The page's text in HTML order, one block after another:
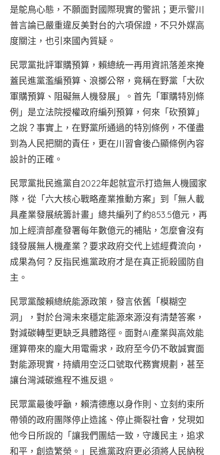
是鴕鳥心態，不願面對國際現實的警訊；更示警川
普言論已嚴重違反美對台的六項保證，不只外媒高
度關注，也引來國內質疑。
民眾黨批評軍購預算，賴總統一再用資訊落差來掩
蓋民進黨濫編預算、浪擲公帑，竟稱在野黨「大砍
軍購預算、阻礙無人機發展」。首先「軍購特別條
例」是立法院授權政府編列預算，何來「砍預算」
之說？事實上，在野黨所通過的特別條例，不僅盡
到為人民把關的責任，更在川習會後凸顯條例內容
設計的正確。
民眾黨批民進黨自2022年起就宣示打造無人機國家
隊，從「六大核心戰略產業推動方案」到「無人載
具產業發展統籌計畫」總共編列了約853.5億元，再
加上經濟部產發署每年數億元的補貼，怎麼會沒有
錢發展無人機產業？要求政府交代上述經費流向，
成果為何？反指民進黨政府才是在真正扼殺國防自
主。
民眾黨酸賴總統能源政策，發言依舊「模糊空
洞」，對於台灣未來穩定能源來源沒有清楚答案，
對減碳轉型更缺乏具體路徑。面對AI產業與高效能
運算帶來的龐大用電需求，政府至今仍不敢誠實面
對能源現實，持續用空泛口號取代務實規劃，甚至
讓台灣減碳進程不進反退。
民眾黨最後呼籲，賴清德應以身作則、立刻約束所
帶領的政府團隊停止造謠、停止撕裂社會，兌現如
他今日所說的「讓我們團結一致，守護民主，追求
和平，創造繁榮。」民進黨政府更必須將人民納稅